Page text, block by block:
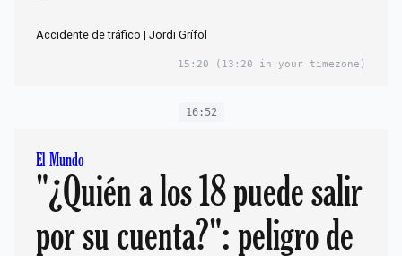
Accidente de tráfico | Jordi Grífol
15:20 (13:20 in your timezone)
16:52
El Mundo
"¿Quién a los 18 puede salir
por su cuenta?": peligro de